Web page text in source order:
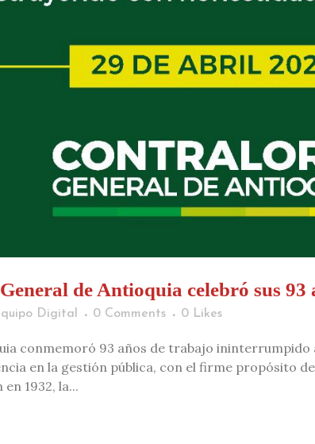
de Antioquia celebró sus 93
Digital 0 Comments 0 Likes
conmemoró 93 años de trabajo
en la gestión pública, con el firme propósito
1932, la...